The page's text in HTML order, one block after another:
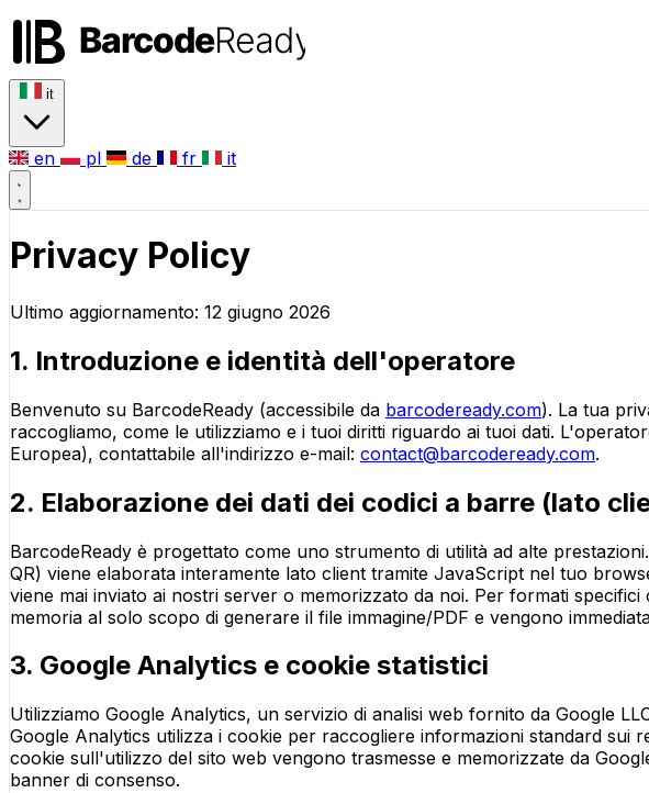
it
en pl de fr it
Privacy Policy
Ultimo aggiornamento: 12 giugno 2026
1. Introduzione e identità dell'operatore
Benvenuto su BarcodeReady (accessibile da barcodeready.com). La tua
raccogliamo, come le utilizziamo e i tuoi diritti riguardo ai tuoi dati.
Europea), contattabile all'indirizzo e-mail: contact@barcodeready.com.
2. Elaborazione dei dati dei codici a barre (lato
BarcodeReady è progettato come uno strumento di utilità ad alte
QR) viene elaborata interamente lato client tramite JavaScript nel tuo
viene mai inviato ai nostri server o memorizzato da noi. Per formati
memoria al solo scopo di generare il file immagine/PDF e vengono
3. Google Analytics e cookie statistici
Utilizziamo Google Analytics, un servizio di analisi web fornito da Google
Google Analytics utilizza i cookie per raccogliere informazioni standard
cookie sull'utilizzo del sito web vengono trasmesse e memorizzate da
banner di consenso.